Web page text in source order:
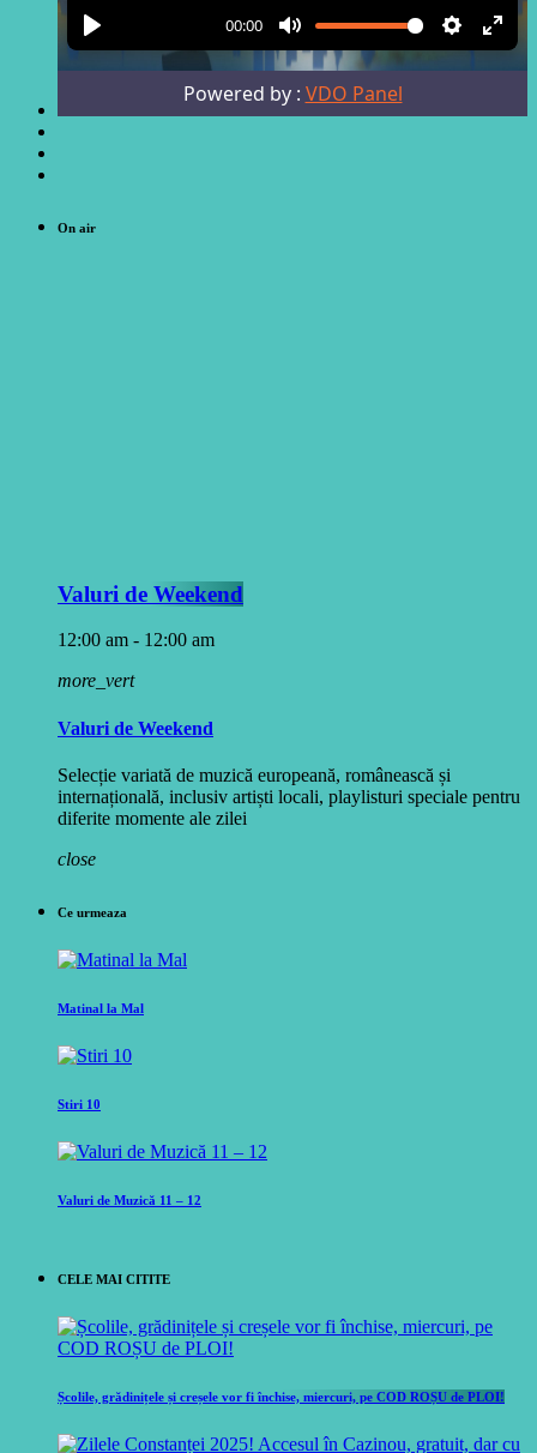
On air
Valuri de Weekend
12:00 am - 12:00 am
more_vert
Valuri de Weekend
Selecție variată de muzică europeană, românească și
internațională, inclusiv artiști locali, playlisturi speciale pentru
diferite momente ale zilei
close
Ce urmeaza
Matinal la Mal
Stiri 10
Valuri de Muzică 11 – 12
CELE MAI CITITE
Școlile, grădinițele și creșele vor fi închise, miercuri, pe COD ROȘU de PLOI!